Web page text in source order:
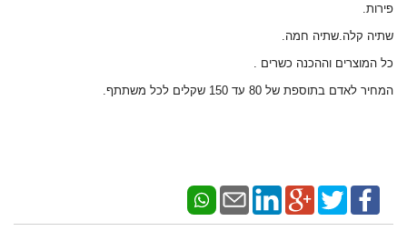
פירות.
שתיה קלה.שתיה חמה.
כל המוצרים וההכנה כשרים .
המחיר לאדם בתוספת של 80 עד 150 שקלים לכל משתתף.